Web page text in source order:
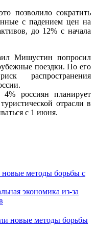
позволило сократить
с падением цен на
до 12% с начала
Мишустин попросил
поездки. По его
распространения
россиян планирует
отрасли в
с 1 июня.
новые методы борьбы с
экономика из-за